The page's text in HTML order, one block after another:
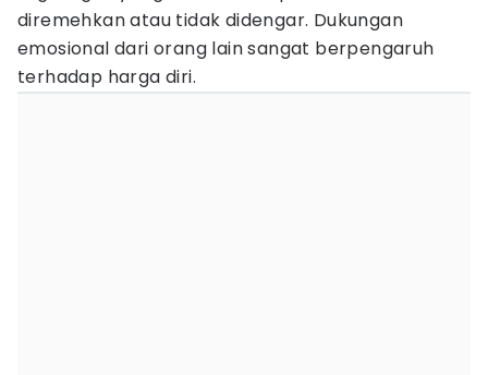
diremehkan atau tidak didengar. Dukungan
emosional dari orang lain sangat berpengaruh
terhadap harga diri.